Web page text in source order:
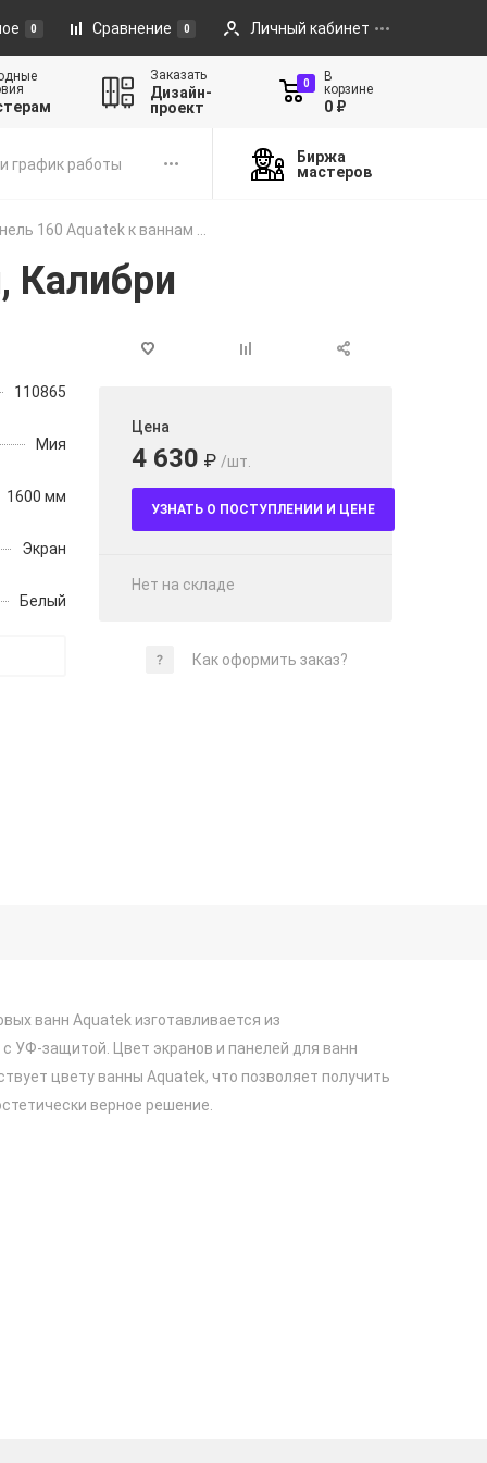
0 Сравнение 0 Личный кабинет
Заказать
Дизайн-
проект
0
В
корзине
0 ₽
график работы
Биржа
мастеров
160 Aquatek к ваннам ...
Калибри
110865
Мия
1600 мм
Экран
Белый
Цена
4 630 ₽ /шт.
УЗНАТЬ О ПОСТУПЛЕНИИ И ЦЕНЕ
Нет на складе
Как оформить заказ?
ванн Aquatek изготавливается из
УФ-защитой. Цвет экранов и панелей для ванн
цвету ванны Aquatek, что позволяет получить
верное решение.